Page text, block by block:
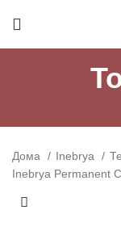
Дома Inebrya
Inebrya Permanent
Направи